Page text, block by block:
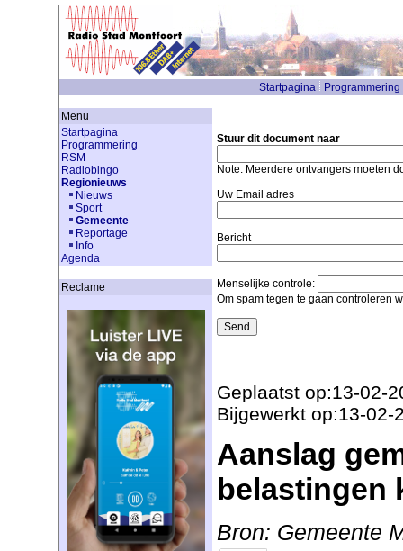
Startpagina Programmering
Menu
Startpagina
Programmering
RSM
Radiobingo
Regionieuws
Nieuws
Sport
Gemeente
Reportage
Info
Agenda
Reclame
Stuur dit document naar
Note: Meerdere ontvangers moeten
Uw Email adres
Bericht
Menselijke controle:
Om spam tegen te gaan controleren
Geplaatst op:13-02-
Bijgewerkt op:13-02-
Aanslag
belastingen
Bron: Gemeente